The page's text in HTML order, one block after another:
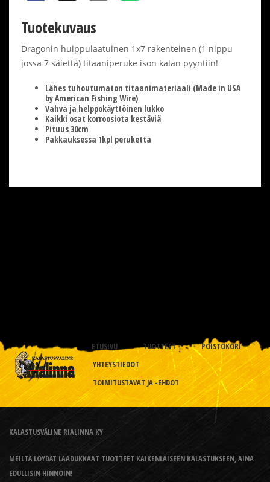
Tuotekuvaus
Dragonin huippulaatuinen 1x7 rakenteinen (1 nippu
jossa 7 säiettä) titaaniperuke ison kalan pyyntiin!
Lähes tuhoutumaton titaanimateriaali (Made in USA
by American Fishing Wire)
Vahva ja helppokäyttöinen lukko
Kaikki osat korroosiota kestäviä
Pituus 30cm
Pakkauksessa 1kpl peruketta
ETUSIVU TUOTTEET
POISTOKORI
YHTEYSTIEDOT
TOIMITUSTAVAT JA -EHDOT
KALASTUSVÄLINE RIALINNA KY
MEILTÄ LÖYDÄT LAADUKKAAT TUOTTEET KAIKENLAISEEN KALASTUKSEEN, AINA
EDULLISIN HINNOIN!